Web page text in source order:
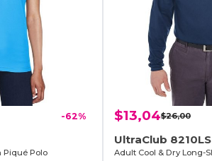
-62%
Piqué Polo
$13,04$26,00
UltraClub 8210LS